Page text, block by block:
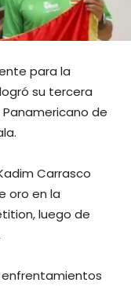
para la
su tercera
de
Carrasco
oro en la
luego de